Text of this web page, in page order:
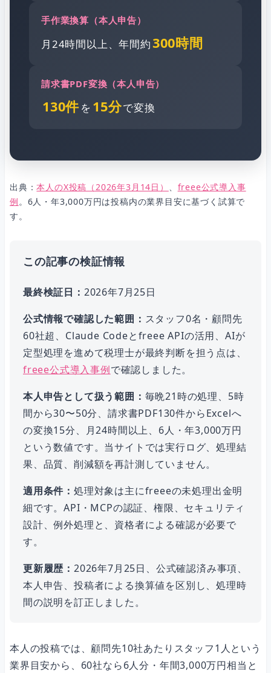
手作業換算（本人申告）
月24時間以上、年間約300時間
請求書PDF変換（本人申告）
130件 を 15分で変換
出典：本人のX投稿（2026年3月14日） 、 freee公式導入事
例。6人・年3,000万円は投稿内の業界目安に基づく試算で
す。
この記事の検証情報
最終検証日： 2026年7月25日
公式情報で確認した範囲： スタッフ0名・顧問先
60社超、Claude Codeとfreee APIの活用、AIが
定型処理を進めて税理士が最終判断を担う点は、
freee公式導入事例で確認しました。
本人申告として扱う範囲： 毎晩21時の処理、5時
間から30〜50分、請求書PDF130件からExcelへ
の変換15分、月24時間以上、6人・年3,000万円
という数値です。当サイトでは実行ログ、処理結
果、品質、削減額を再計測していません。
適用条件： 処理対象は主にfreeeの未処理出金明
細です。API・MCPの認証、権限、セキュリティ
設計、例外処理と、資格者による確認が必要で
す。
更新履歴： 2026年7月25日、公式確認済み事項、
本人申告、投稿者による換算値を区別し、処理時
間の説明を訂正しました。
本人の投稿では、顧問先10社あたりスタッフ1人という
業界目安から、60社なら6人分・年間3,000万円相当と